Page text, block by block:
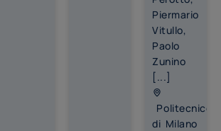
Piermario
Vitullo,
Paolo
Zunino
[...]
Politecnico
di Milano